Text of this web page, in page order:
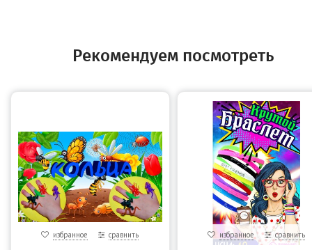
Рекомендуем посмотреть
избранное сравнить избранное сравнить